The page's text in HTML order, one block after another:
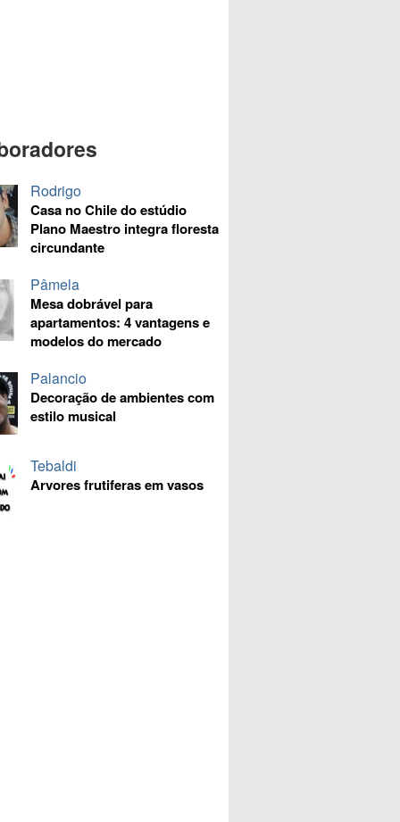
Rodrigo
Casa no Chile do estúdio
Plano Maestro integra floresta
circundante
Pâmela
Mesa dobrável para
apartamentos: 4 vantagens e
modelos do mercado
Palancio
Decoração de ambientes com
estilo musical
Tebaldi
Arvores frutiferas em vasos